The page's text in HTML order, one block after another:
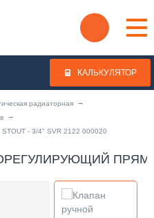
КАЛЬКУЛЯТОР
радиаторная
- 3/4" SVR 2122 000020
ПРЯМОЙ